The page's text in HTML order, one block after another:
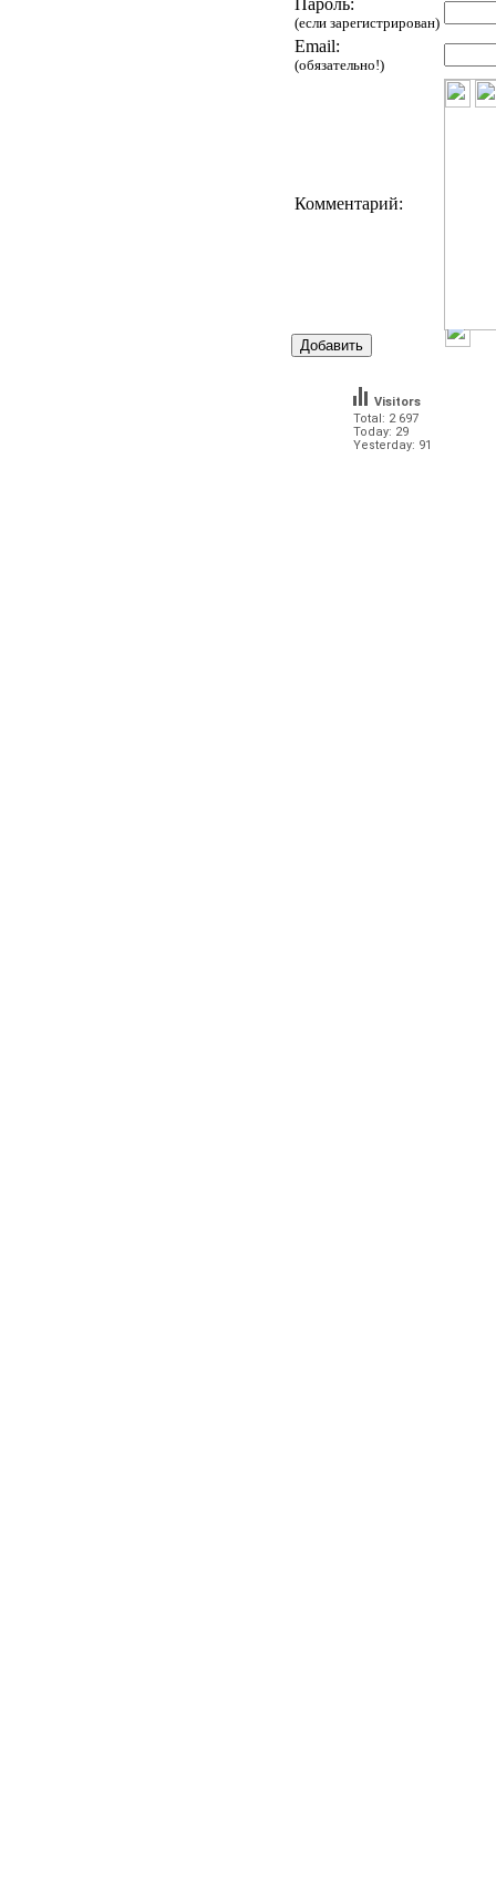
(если зарегистрирован)
Email:
(обязательно!)
Комментарий:
Total: 2 697
Today: 29
Yesterday: 91
Visitors